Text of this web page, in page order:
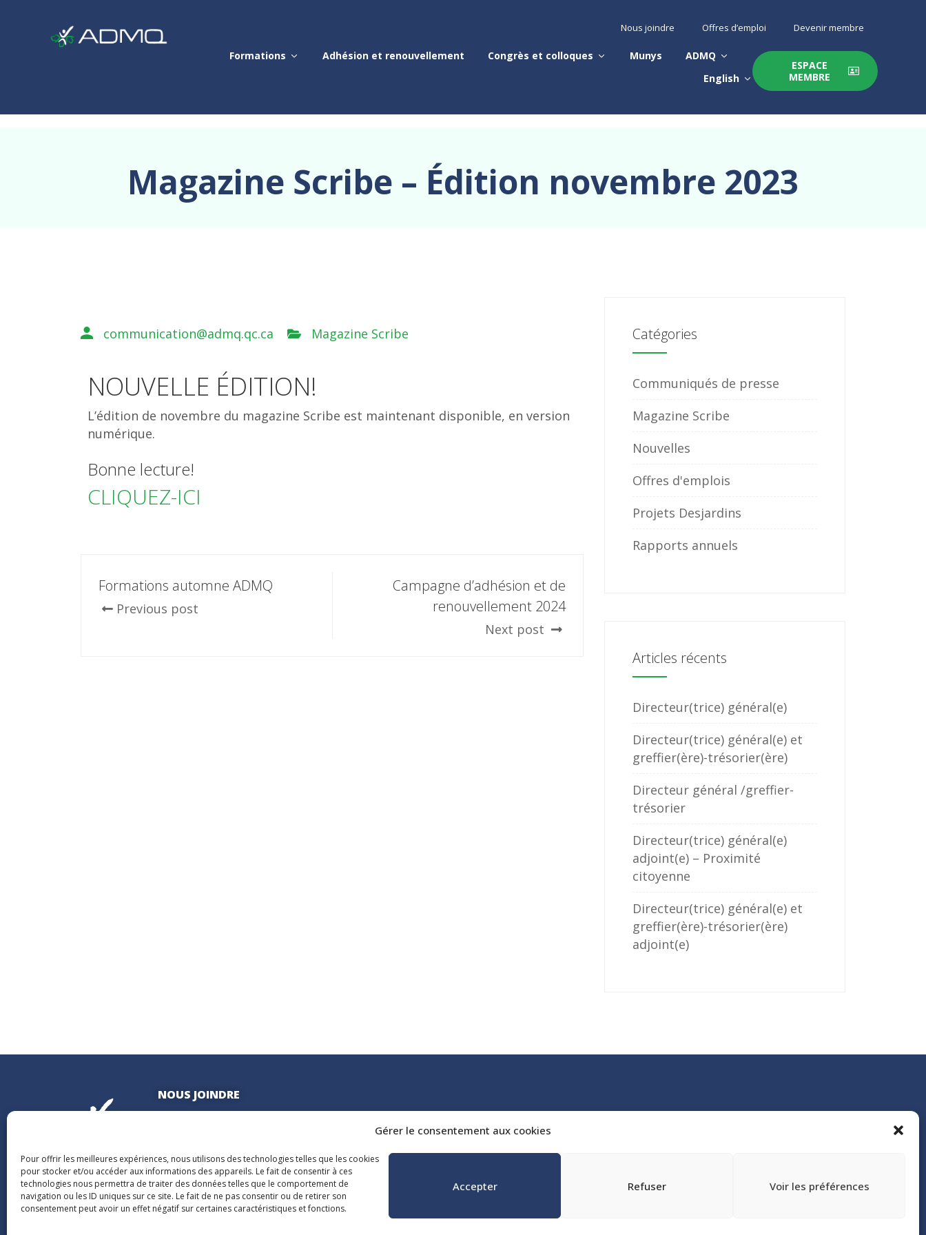
Gérer le consentement aux cookies
Pour offrir les meilleures expériences, nous utilisons des technologies telles que les cookies
pour stocker et/ou accéder aux informations des appareils. Le fait de consentir à ces
technologies nous permettra de traiter des données telles que le comportement de
navigation ou les ID uniques sur ce site. Le fait de ne pas consentir ou de retirer son
consentement peut avoir un effet négatif sur certaines caractéristiques et fonctions.
Accepter Refuser Voir les préférences
Nous joindre Offres d’emploi Devenir membre
Formations Adhésion et renouvellement Congrès et colloques Munys
ADMQ
English
ESPACE
MEMBRE
Magazine Scribe – Édition novembre 2023
communication@admq.qc.ca Magazine Scribe
NOUVELLE ÉDITION!
L’édition de novembre du magazine Scribe est maintenant disponible, en version
numérique.
Bonne lecture!
CLIQUEZ-ICI
Formations automne ADMQ
Previous post
Campagne d’adhésion et de
renouvellement 2024
Next post
Catégories
Communiqués de presse
Magazine Scribe
Nouvelles
Offres d'emplois
Projets Desjardins
Rapports annuels
Articles récents
Directeur(trice) général(e)
Directeur(trice) général(e) et
greffier(ère)-trésorier(ère)
Directeur général /greffier-
trésorier
Directeur(trice) général(e)
adjoint(e) – Proximité
citoyenne
Directeur(trice) général(e) et
greffier(ère)-trésorier(ère)
adjoint(e)
NOUS JOINDRE
Québec (Québec) G1K 8W1
reception@admq.qc.ca